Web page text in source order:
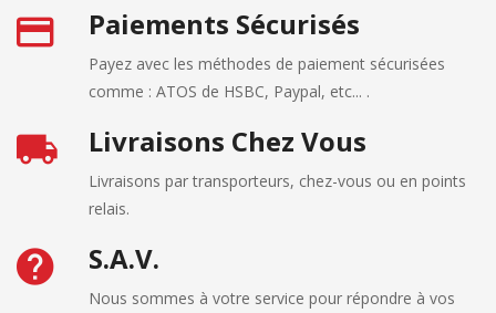
Paiements Sécurisés
Payez avec les méthodes de paiement sécurisées
comme : ATOS de HSBC, Paypal, etc... .
Livraisons Chez Vous
Livraisons par transporteurs, chez-vous ou en points
relais.
S.A.V.
Nous sommes à votre service pour répondre à vos